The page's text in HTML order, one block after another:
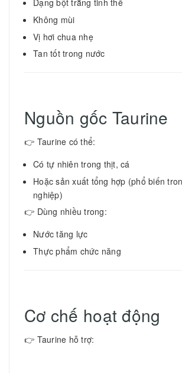
Dạng bột trắng tinh thể
Không mùi
Vị hơi chua nhẹ
Tan tốt trong nước
Nguồn gốc Taurine
👉 Taurine có thể:
Có tự nhiên trong thịt, cá
Hoặc sản xuất tổng hợp (phổ biến
nghiệp)
👉 Dùng nhiều trong:
Nước tăng lực
Thực phẩm chức năng
Cơ chế hoạt động
👉 Taurine hỗ trợ: